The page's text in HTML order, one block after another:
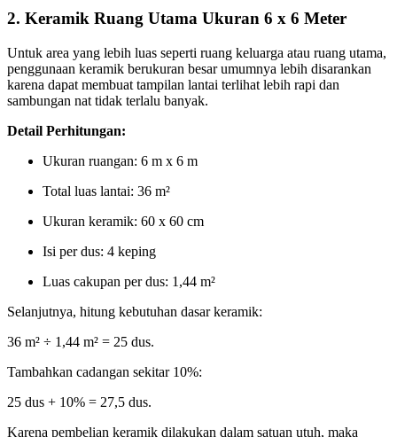
2. Keramik Ruang Utama Ukuran 6 x 6 Meter
Untuk area yang lebih luas seperti ruang keluarga atau ruang utama,
penggunaan keramik berukuran besar umumnya lebih disarankan
karena dapat membuat tampilan lantai terlihat lebih rapi dan
sambungan nat tidak terlalu banyak.
Detail Perhitungan:
Ukuran ruangan: 6 m x 6 m
Total luas lantai: 36 m²
Ukuran keramik: 60 x 60 cm
Isi per dus: 4 keping
Luas cakupan per dus: 1,44 m²
Selanjutnya, hitung kebutuhan dasar keramik:
36 m² ÷ 1,44 m² = 25 dus.
Tambahkan cadangan sekitar 10%:
25 dus + 10% = 27,5 dus.
Karena pembelian keramik dilakukan dalam satuan utuh, maka